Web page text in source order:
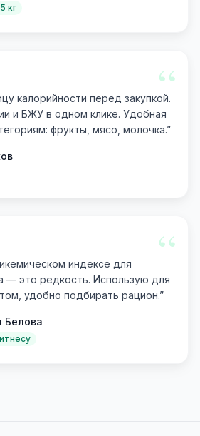
кг
“
калорийности перед закупкой.
и БЖУ в одном клике. Удобная
фрукты, мясо, молочка.”
“
индексе для
— это редкость. Использую для
удобно подбирать рацион.”
Белова